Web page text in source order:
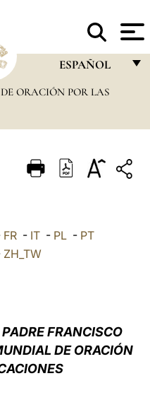
ESPAÑOL
FRANÇAIS
PORTUGUÊS
DEUTSCH
LATINE
ORACIÓN POR LAS
FR - IT - PL - PT
ZH_TW
FRANCISCO
DE ORACIÓN